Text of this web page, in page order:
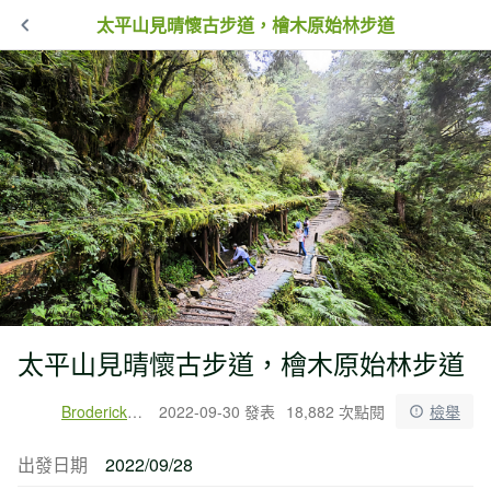
太平山見晴懷古步道，檜木原始林步道
太平山見晴懷古步道，檜木原始林步道
Broderick戶外旅行 2022-09-30 發表 18,882 次點閱 檢舉
出發日期
2022/09/28